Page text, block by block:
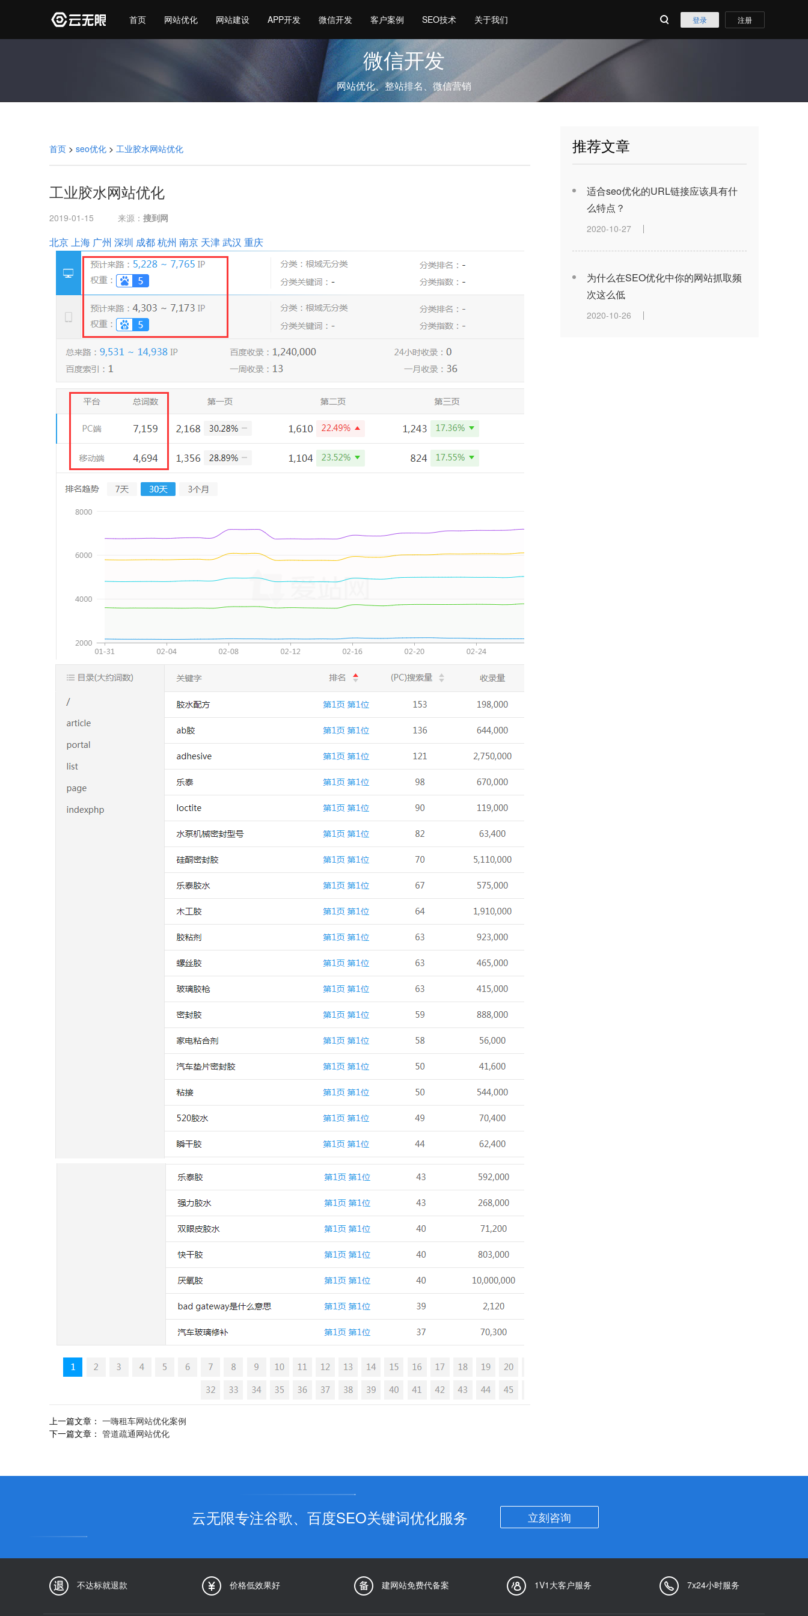
首页 网站优化 网站建设 APP开发 微信开发 客户案例 SEO技术 关于我们 登录 注册
微信开发
网站优化、整站排名、微信营销
首页 > seo优化 > 工业胶水网站优化
工业胶水网站优化
2019-01-15 来源： 搜到网
北京上海 广州 深圳 成都杭州 南京 天津武汉 重庆
上一篇文章： 一嗨租车网站优化案例
下一篇文章： 管道疏通网站优化
推荐文章
适合seo优化的URL链接应该具有什
么特点？
2020-10-27
为什么在SEO优化中你的网站抓取频
次这么低
2020-10-26
云无限专注谷歌、百度SEO关键词优化服务 立刻咨询
不达标就退款 价格低效果好 建网站免费代备案 1V1大客户服务 7x24小时服务